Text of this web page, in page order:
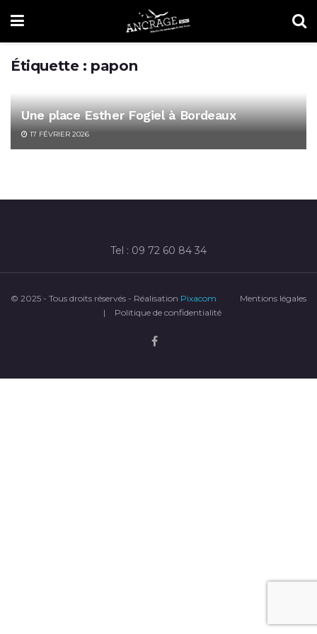
Étiquette : papon
Une place Esther Fogiel à Bordeaux
17 FÉVRIER 2026
Tel : 09 72 60 84 34
© 2025 - Tous droits réservés - Réalisation Pixacom
Mentions légales
|
Politique de confidentialité